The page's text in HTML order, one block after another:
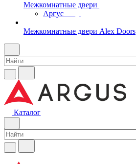
Межкомнатные двери
Аргус
Межкомнатные двери Alex Doors
Каталог